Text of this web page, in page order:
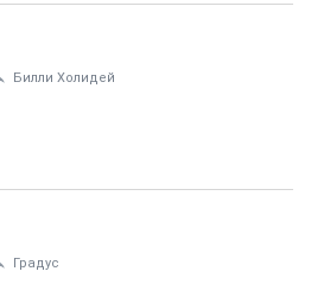
Билли Холидей
Градус